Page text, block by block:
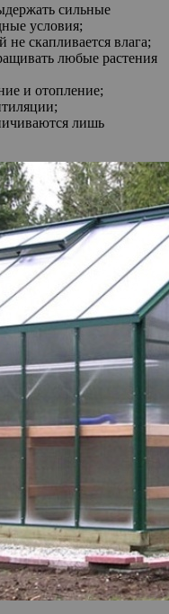
сильные
условия;
скапливается влага;
любые растения
и отопление;
лишь